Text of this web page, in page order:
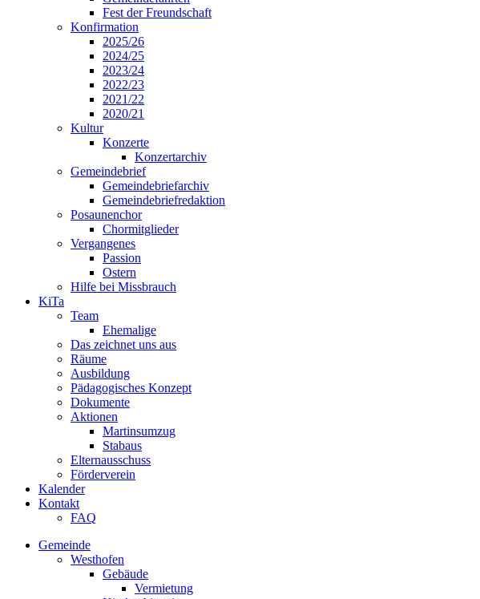
Fest der Freundschaft
Konfirmation
2025/26
2024/25
2023/24
2022/23
2021/22
2020/21
Kultur
Konzerte
Konzertarchiv
Gemeindebrief
Gemeindebriefarchiv
Gemeindebriefredaktion
Posaunenchor
Chormitglieder
Vergangenes
Passion
Ostern
Hilfe bei Missbrauch
KiTa
Team
Ehemalige
Das zeichnet uns aus
Räume
Ausbildung
Pädagogisches Konzept
Dokumente
Aktionen
Martinsumzug
Stabaus
Elternausschuss
Förderverein
Kalender
Kontakt
FAQ
Gemeinde
Westhofen
Gebäude
Vermietung